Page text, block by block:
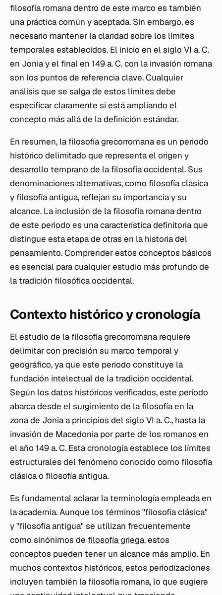
filosofía romana dentro de este marco es también
una práctica común y aceptada. Sin embargo, es
necesario mantener la claridad sobre los límites
temporales establecidos. El inicio en el siglo VI a. C.
en Jonia y el final en 149 a. C. con la invasión romana
son los puntos de referencia clave. Cualquier
análisis que se salga de estos límites debe
especificar claramente si está ampliando el
concepto más allá de la definición estándar.
En resumen, la filosofía grecorromana es un periodo
histórico delimitado que representa el origen y
desarrollo temprano de la filosofía occidental. Sus
denominaciones alternativas, como filosofía clásica
y filosofía antigua, reflejan su importancia y su
alcance. La inclusión de la filosofía romana dentro
de este periodo es una característica definitoria que
distingue esta etapa de otras en la historia del
pensamiento. Comprender estos conceptos básicos
es esencial para cualquier estudio más profundo de
la tradición filosófica occidental.
Contexto histórico y cronología
El estudio de la filosofía grecorromana requiere
delimitar con precisión su marco temporal y
geográfico, ya que este periodo constituye la
fundación intelectual de la tradición occidental.
Según los datos históricos verificados, este periodo
abarca desde el surgimiento de la filosofía en la
zona de Jonia a principios del siglo VI a. C., hasta la
invasión de Macedonia por parte de los romanos en
el año 149 a. C. Esta cronología establece los límites
estructurales del fenómeno conocido como filosofía
clásica o filosofía antigua.
Es fundamental aclarar la terminología empleada en
la academia. Aunque los términos "filosofía clásica"
y "filosofía antigua" se utilizan frecuentemente
como sinónimos de filosofía griega, estos
conceptos pueden tener un alcance más amplio. En
muchos contextos históricos, estos periodizaciones
incluyen también la filosofía romana, lo que sugiere